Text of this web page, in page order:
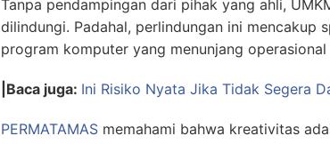
Tanpa pendampingan dari pihak yang ahli,
dilindungi. Padahal, perlindungan ini mencakup
program komputer yang menunjang operasional
|Baca juga: Ini Risiko Nyata Jika Tidak Segera
PERMATAMAS memahami bahwa kreativitas